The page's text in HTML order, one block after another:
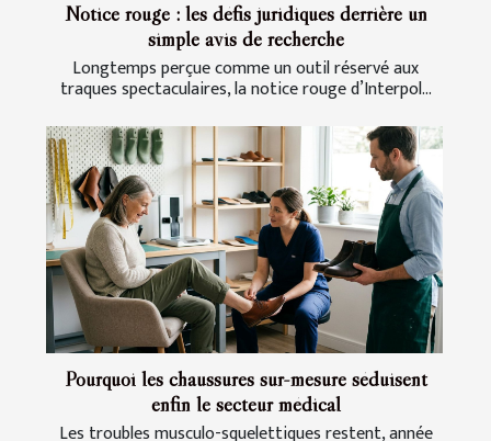
Notice rouge : les défis juridiques derrière un
simple avis de recherche
Longtemps perçue comme un outil réservé aux
traques spectaculaires, la notice rouge d’Interpol...
Pourquoi les chaussures sur-mesure séduisent
enfin le secteur médical
Les troubles musculo-squelettiques restent, année